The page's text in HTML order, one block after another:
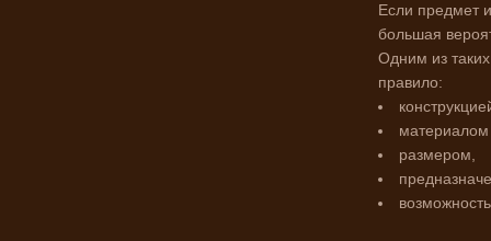
Если предмет
большая
Одним из
правило:
материалом
размером,